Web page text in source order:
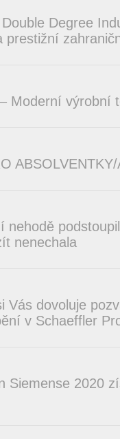
Degree
prestižní
Moderní výrobní
nehodě
nenechala
Vás dovoluje
v Schaeffler
Siemense 2020